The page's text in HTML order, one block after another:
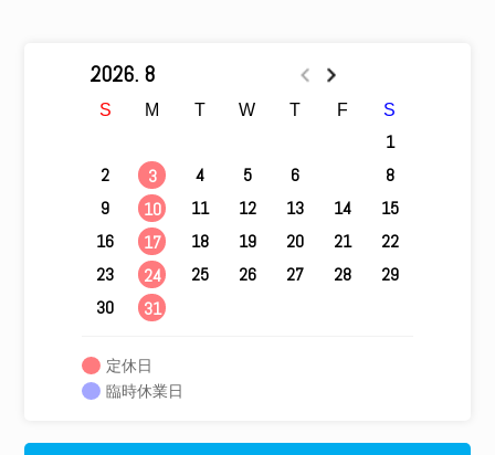
2026. 8
S M T W T F S
1
2
3 4 5 6
8
9
10 11 12 13 14
15
16
17 18 19 20 21
22
23
24 25 26 27 28
29
30
31
定休日
臨時休業日